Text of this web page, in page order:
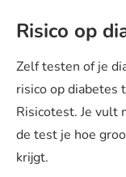
Risico op
Zelf testen of je
risico op diabetes
Risicotest. Je vult
de test je hoe
krijgt.